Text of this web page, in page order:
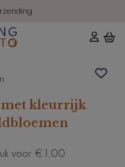
kleurrijk
voor € 1,00